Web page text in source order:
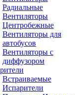
Радиальные
Вентиляторы
Центробежные
Вентиляторы для
автобусов
Вентиляторы с
диффузором
Встраиваемые
Испарители